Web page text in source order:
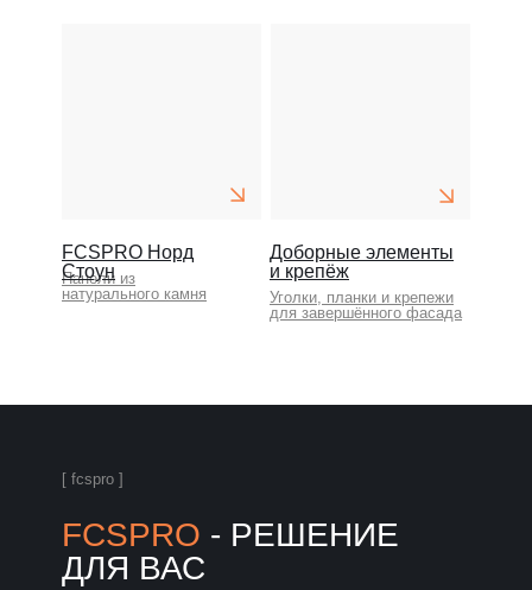
Панели из
натурального камня
FCSPRO
FCSPRO Норд
Стоун
Уголки, планки, откосы
Уголки, планки и крепежи
для завершённого фасада
Доборные элементы
и крепёж
[ fcspro ]
FCSPRO - РЕШЕНИЕ
ДЛЯ ВАС